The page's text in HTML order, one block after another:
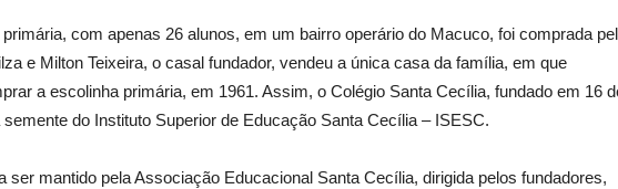
com apenas 26 alunos, em um bairro operário do Macuco, foi comprada
e Milton Teixeira, o casal fundador, vendeu a única casa da família, em que
a escolinha primária, em 1961. Assim, o Colégio Santa Cecília, fundado em 16
semente do Instituto Superior de Educação Santa Cecília – ISESC.
ser mantido pela Associação Educacional Santa Cecília, dirigida pelos fundadores,